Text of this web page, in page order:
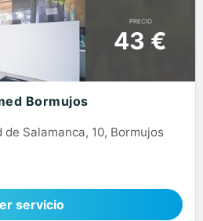
PRECIO
43 €
Bormujos
Salamanca, 10, Bormujos
servicio